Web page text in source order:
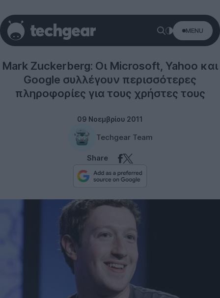
MENU
Social networks
Mark Zuckerberg: Οι Microsoft, Yahoo και
Google συλλέγουν περισσότερες
πληροφορίες για τους χρήστες τους
09 Νοεμβρίου 2011
Techgear Team
Share